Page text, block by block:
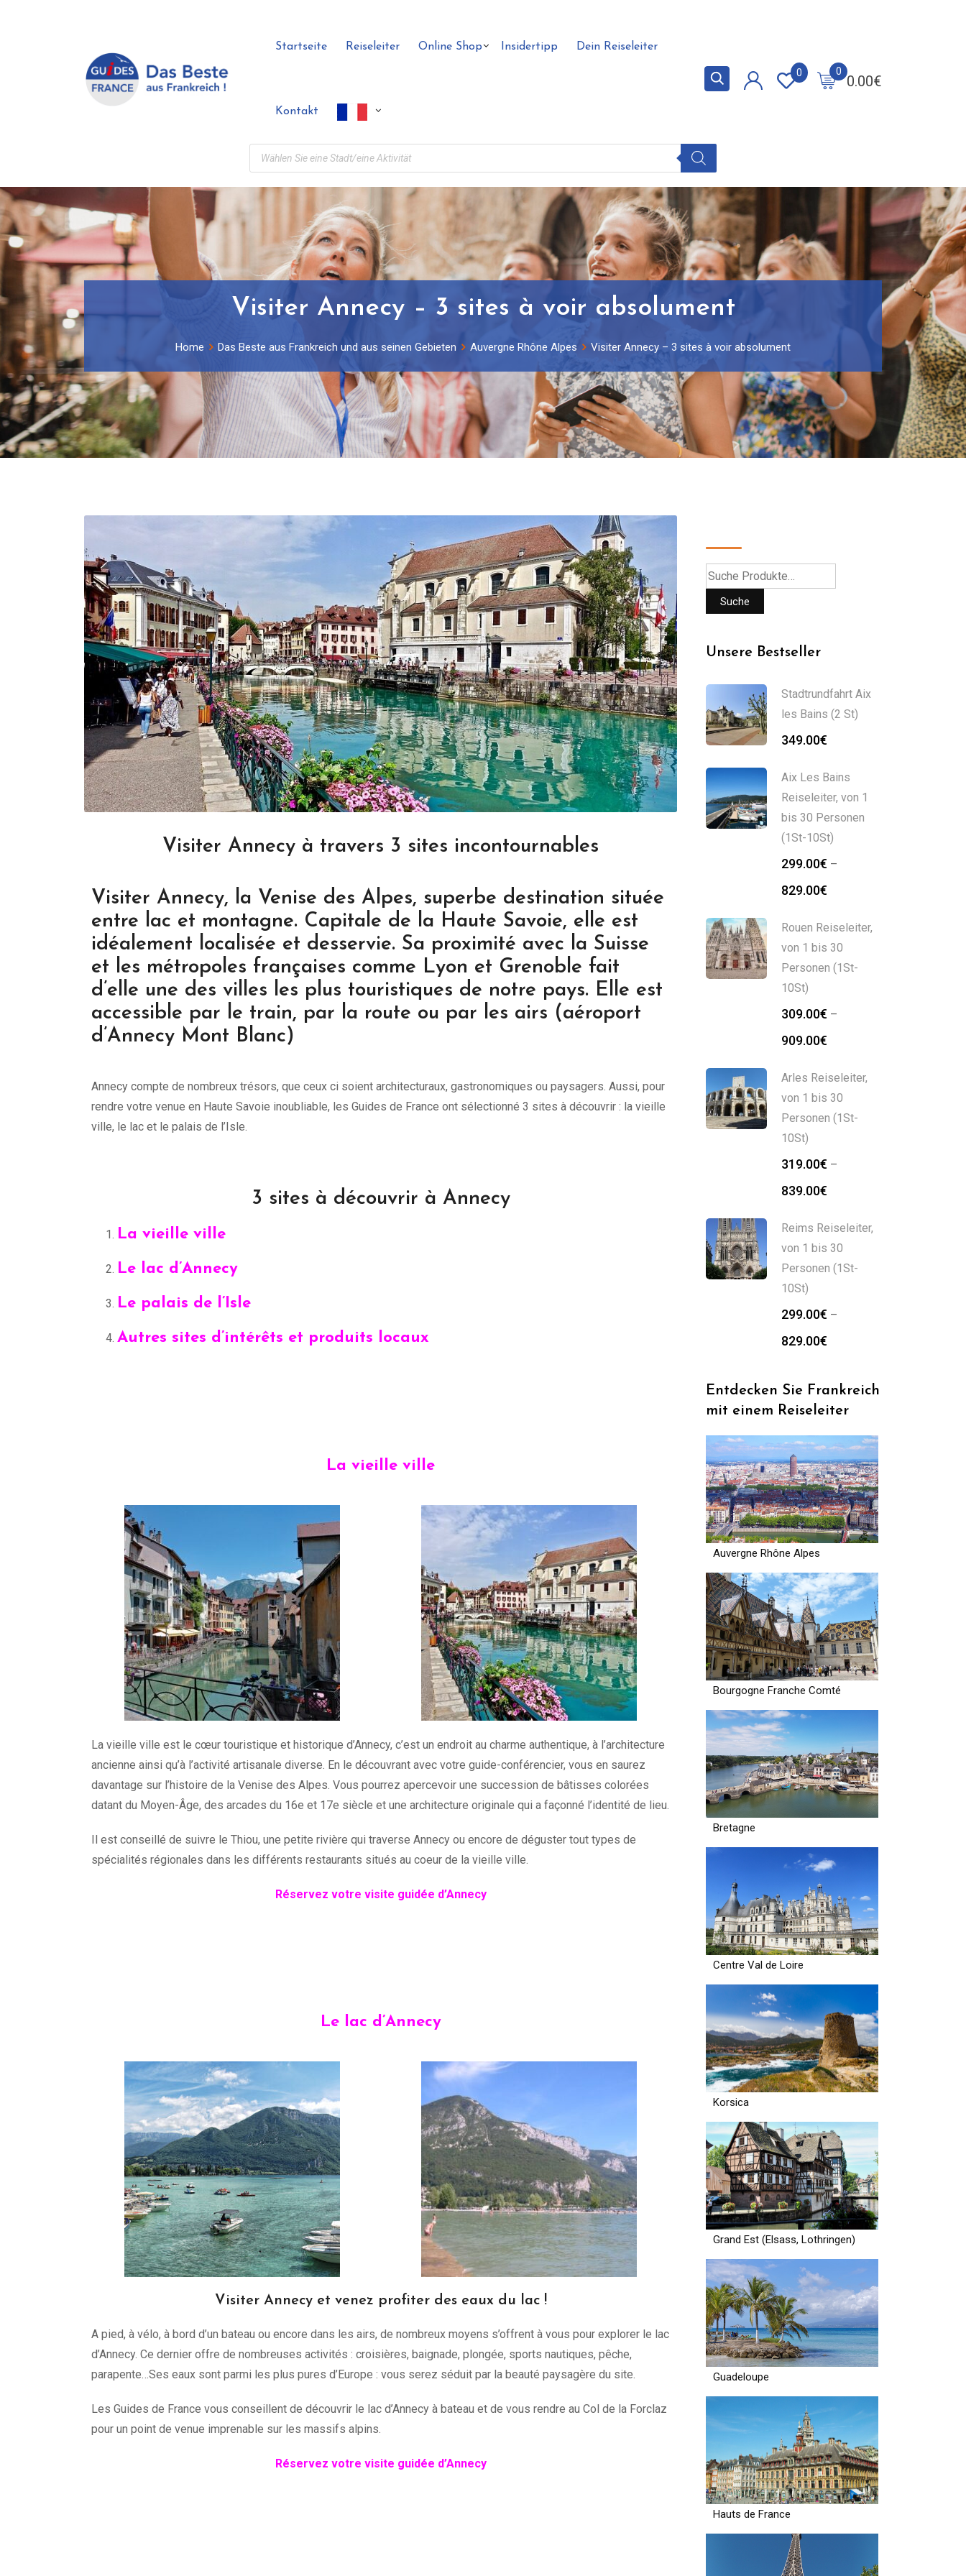
Startseite Reiseleiter Online Shop Insidertipp Dein Reiseleiter
Kontakt
0.00€
0
0
Visiter Annecy – 3 sites à voir absolument
Home Das Beste aus Frankreich und aus seinen Gebieten Auvergne Rhône Alpes Visiter Annecy – 3 sites à voir absolument
Visiter Annecy à travers 3 sites incontournables
Visiter Annecy, la Venise des Alpes, superbe destination située
entre lac et montagne. Capitale de la Haute Savoie, elle est
idéalement localisée et desservie. Sa proximité avec la Suisse
et les métropoles françaises comme Lyon et Grenoble fait
d’elle une des villes les plus touristiques de notre pays. Elle est
accessible par le train, par la route ou par les airs (aéroport
d’Annecy Mont Blanc)
Annecy compte de nombreux trésors, que ceux ci soient architecturaux, gastronomiques ou paysagers. Aussi, pour
rendre votre venue en Haute Savoie inoubliable, les Guides de France ont sélectionné 3 sites à découvrir : la vieille
ville, le lac et le palais de l’Isle.
3 sites à découvrir à Annecy
La vieille ville
Le lac d’Annecy
Le palais de l’Isle
Autres sites d’intérêts et produits locaux
La vieille ville
La vieille ville est le cœur touristique et historique d’Annecy, c’est un endroit au charme authentique, à l’architecture
ancienne ainsi qu’à l’activité artisanale diverse. En le découvrant avec votre guide-conférencier, vous en saurez
davantage sur l’histoire de la Venise des Alpes. Vous pourrez apercevoir une succession de bâtisses colorées
datant du Moyen-Âge, des arcades du 16e et 17e siècle et une architecture originale qui a façonné l’identité de lieu.
Il est conseillé de suivre le Thiou, une petite rivière qui traverse Annecy ou encore de déguster tout types de
spécialités régionales dans les différents restaurants situés au coeur de la vieille ville.
Réservez votre visite guidée d’Annecy
Le lac d’Annecy
Visiter Annecy et venez profiter des eaux du lac !
A pied, à vélo, à bord d’un bateau ou encore dans les airs, de nombreux moyens s’offrent à vous pour explorer le lac
d’Annecy. Ce dernier offre de nombreuses activités : croisières, baignade, plongée, sports nautiques, pêche,
parapente…Ses eaux sont parmi les plus pures d’Europe : vous serez séduit par la beauté paysagère du site.
Les Guides de France vous conseillent de découvrir le lac d’Annecy à bateau et de vous rendre au Col de la Forclaz
pour un point de venue imprenable sur les massifs alpins.
Réservez votre visite guidée d’Annecy
Suche
Unsere Bestseller
Stadtrundfahrt Aix
les Bains (2 St)
349.00€
Aix Les Bains
Reiseleiter, von 1
bis 30 Personen
(1St-10St)
299.00€ –
829.00€
Rouen Reiseleiter,
von 1 bis 30
Personen (1St-
10St)
309.00€ –
909.00€
Arles Reiseleiter,
von 1 bis 30
Personen (1St-
10St)
319.00€ –
839.00€
Reims Reiseleiter,
von 1 bis 30
Personen (1St-
10St)
299.00€ –
829.00€
Entdecken Sie Frankreich
mit einem Reiseleiter
Auvergne Rhône Alpes
Bourgogne Franche Comté
Bretagne
Centre Val de Loire
Korsica
Grand Est (Elsass, Lothringen)
Guadeloupe
Hauts de France